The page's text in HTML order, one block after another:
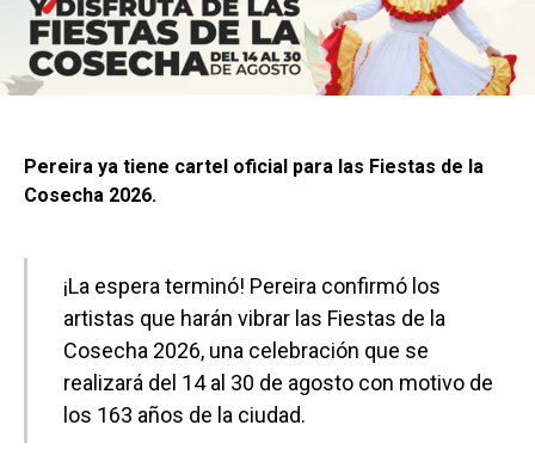
Pereira ya tiene cartel oficial para las Fiestas de la
Cosecha 2026.
¡La espera terminó! Pereira confirmó los
artistas que harán vibrar las Fiestas de la
Cosecha 2026, una celebración que se
realizará del 14 al 30 de agosto con motivo de
los 163 años de la ciudad.